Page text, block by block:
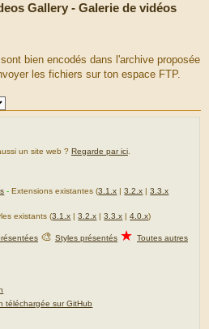
Gallery - Galerie de vidéos
bien encodés dans l'archive proposée
les fichiers sur ton espace FTP.
un site web ? Regarde par ici
-Extensions existantes (3.1.x |3.2.x |3.3.x
existants (3.1.x |3.2.x |3.3.x |4.0.x)
🎨 Styles présentés ★ Toutes autres
téléchargée sur GitHub